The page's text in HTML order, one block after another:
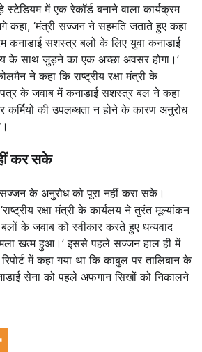
में एक रेकॉर्ड बनाने वाला कार्यक्रम
कहा, ‘मंत्री सज्जन ने सहमति जताते हुए कहा
कनाडाई सशस्त्र बलों के लिए युवा कनाडाई
के साथ जुड़ने का एक अच्छा अवसर होगा।’
ने कहा कि राष्ट्रीय रक्षा मंत्री के
के जवाब में कनाडाई सशस्त्र बल ने कहा
की उपलब्धता न होने के कारण अनुरोध
कर सके
सज्जन के अनुरोध को पूरा नहीं करा सके।
रक्षा मंत्री के कार्यलय ने तुरंत मूल्यांकन
के जवाब को स्वीकार करते हुए धन्यवाद
खत्म हुआ।’ इससे पहले सज्जन हाल ही में
में कहा गया था कि काबुल पर तालिबान के
सेना को पहले अफगान सिखों को निकालने